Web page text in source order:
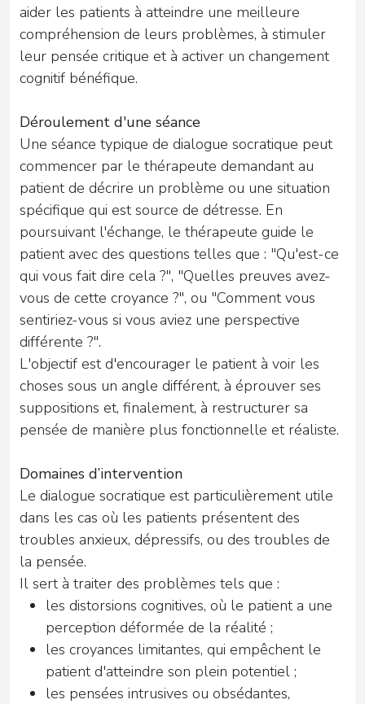
aider les patients à atteindre une meilleure
compréhension de leurs problèmes, à stimuler
leur pensée critique et à activer un changement
cognitif bénéfique.
Déroulement d'une séance
Une séance typique de dialogue socratique peut
commencer par le thérapeute demandant au
patient de décrire un problème ou une situation
spécifique qui est source de détresse. En
poursuivant l'échange, le thérapeute guide le
patient avec des questions telles que : "Qu'est-ce
qui vous fait dire cela ?", "Quelles preuves avez-
vous de cette croyance ?", ou "Comment vous
sentiriez-vous si vous aviez une perspective
différente ?".
L'objectif est d'encourager le patient à voir les
choses sous un angle différent, à éprouver ses
suppositions et, finalement, à restructurer sa
pensée de manière plus fonctionnelle et réaliste.
Domaines d’intervention
Le dialogue socratique est particulièrement utile
dans les cas où les patients présentent des
troubles anxieux, dépressifs, ou des troubles de
la pensée.
Il sert à traiter des problèmes tels que :
les distorsions cognitives, où le patient a une
perception déformée de la réalité ;
les croyances limitantes, qui empêchent le
patient d'atteindre son plein potentiel ;
les pensées intrusives ou obsédantes,